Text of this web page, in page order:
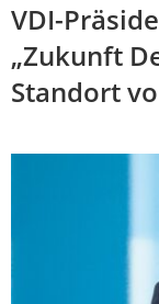
VDI-
„Zukunft
Standort